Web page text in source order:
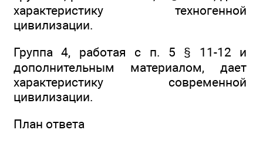
характеристику техногенной
цивилизации.
Группа 4, работая с п. 5 § 11-12 и
дополнительным материалом, дает
характеристику современной
цивилизации.
План ответа